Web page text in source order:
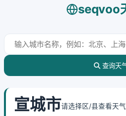
seqvoo
查询天
宣城市请选择区/县查看天